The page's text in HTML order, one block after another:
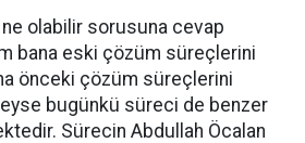
olabilir sorusuna cevap
bana eski çözüm süreçlerini
önceki çözüm süreçlerini
bugünkü süreci de benzer
Sürecin Abdullah Öcalan